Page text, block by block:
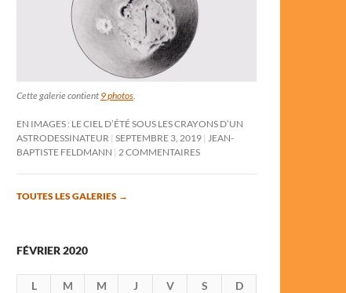
Cette galerie contient 9 photos
EN IMAGES : LE CIEL D’ÉTÉ SOUS LES CRAYONS D’UN
ASTRODESSINATEUR SEPTEMBRE 3, 2019
JEAN-
BAPTISTE FELDMANN
2 COMMENTAIRES
TOUTES LES GALERIES →
FÉVRIER 2020
L M M J V S
D